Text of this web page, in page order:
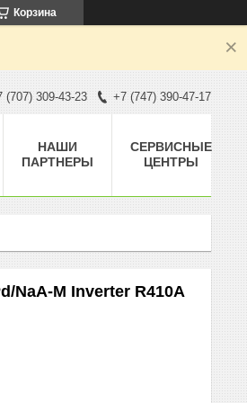
Корзина
(707) 309-43-23 +7 (747) 390-47-17
НАШИ
ПАРТНЕРЫ
СЕРВИСНЫЕ
ЦЕНТРЫ
NaA-M Inverter R410A